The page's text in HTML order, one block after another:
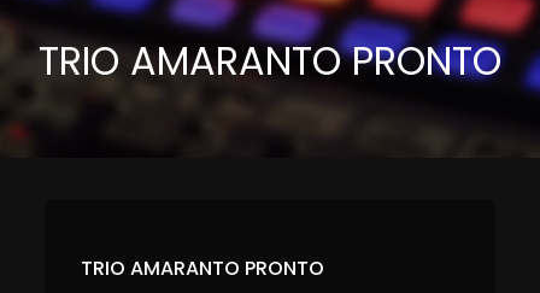
TRIO AMARANTO PRONTO
TRIO AMARANTO PRONTO